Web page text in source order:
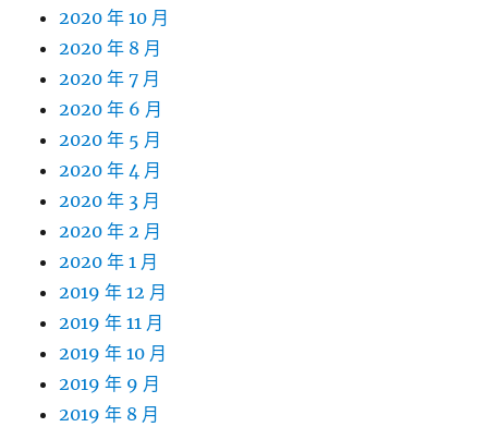
2020 年 10 月
2020 年 8 月
2020 年 7 月
2020 年 6 月
2020 年 5 月
2020 年 4 月
2020 年 3 月
2020 年 2 月
2020 年 1 月
2019 年 12 月
2019 年 11 月
2019 年 10 月
2019 年 9 月
2019 年 8 月